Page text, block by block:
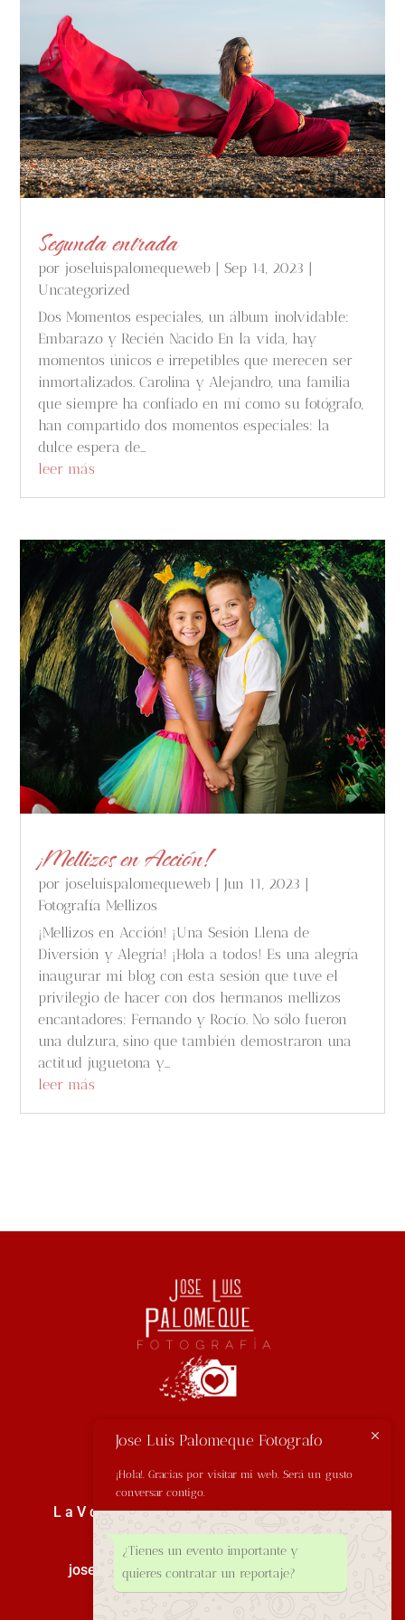
Segunda entrada
por joseluispalomequeweb |Sep 14, 2023 |
Uncategorized
Dos Momentos especiales, un álbum inolvidable:
Embarazo y Recién Nacido En la vida, hay
momentos únicos e irrepetibles que merecen ser
inmortalizados. Carolina y Alejandro, una familia
que siempre ha confiado en mí como su fotógrafo,
han compartido dos momentos especiales: la
dulce espera de...
leer más
¡Mellizos en Acción!
por joseluispalomequeweb |Jun 11, 2023 |
Fotografía Mellizos
¡Mellizos en Acción! ¡Una Sesión Llena de
Diversión y Alegría! ¡Hola a todos! Es una alegría
inaugurar mi blog con esta sesión que tuve el
privilegio de hacer con dos hermanos mellizos
encantadores: Fernando y Rocío. No sólo fueron
una dulzura, sino que también demostraron una
actitud juguetona y...
leer más
Información de Contacto
L a V de 10h a 13:30h y 17h a 20h I Móvil: 625
167 658
joseluispalomequefotografia@gmail.com
Jose Luis Palomeque Fotografo
¡Hola!. Gracias por visitar mi web. Será un gusto
conversar contigo.
¿Tienes un evento importante y
quieres contratar un reportaje?